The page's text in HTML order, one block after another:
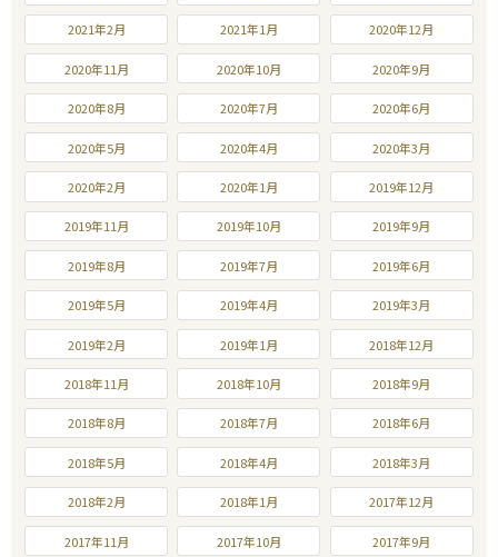
2021年2月 2021年1月 2020年12月
2020年11月 2020年10月 2020年9月
2020年8月 2020年7月 2020年6月
2020年5月 2020年4月 2020年3月
2020年2月 2020年1月 2019年12月
2019年11月 2019年10月 2019年9月
2019年8月 2019年7月 2019年6月
2019年5月 2019年4月 2019年3月
2019年2月 2019年1月 2018年12月
2018年11月 2018年10月 2018年9月
2018年8月 2018年7月 2018年6月
2018年5月 2018年4月 2018年3月
2018年2月 2018年1月 2017年12月
2017年11月 2017年10月 2017年9月